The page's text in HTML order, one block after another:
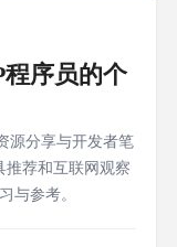
序员的个
源分享与开发者笔
推荐和互联网观察
与参考。